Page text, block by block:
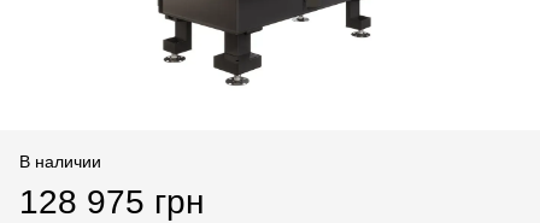
В наличии
128 975 грн